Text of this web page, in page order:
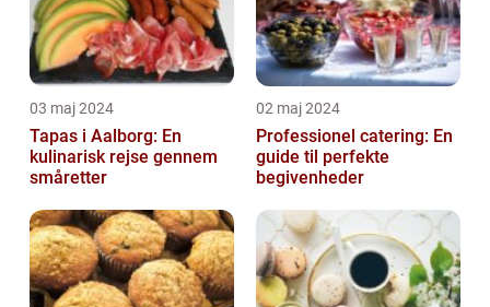
03 maj 2024
Tapas i Aalborg: En
kulinarisk rejse gennem
småretter
02 maj 2024
Professionel catering: En
guide til perfekte
begivenheder